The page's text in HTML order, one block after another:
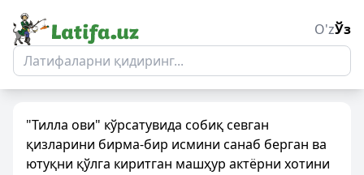
O'zЎз
"Тилла ови" кўрсатувида собиқ севган
қизларини бирма-бир исмини санаб берган ва
ютуқни қўлга киритган машҳур актёрни хотини